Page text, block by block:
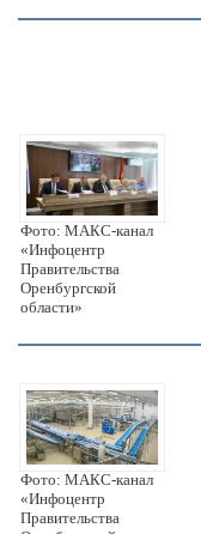
Фото: МАКС-канал
«Инфоцентр
Правительства
Оренбургской
области»
Фото: МАКС-канал
«Инфоцентр
Правительства